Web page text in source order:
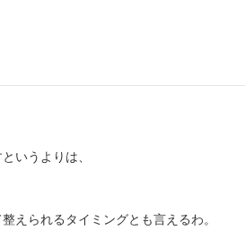
いうよりは、
えられるタイミングとも言えるわ。